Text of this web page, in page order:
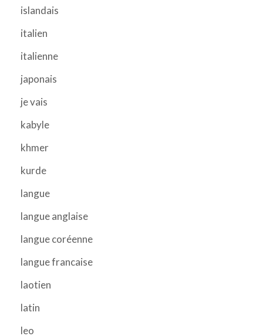
islandais
italien
italienne
japonais
je vais
kabyle
khmer
kurde
langue
langue anglaise
langue coréenne
langue francaise
laotien
latin
leo